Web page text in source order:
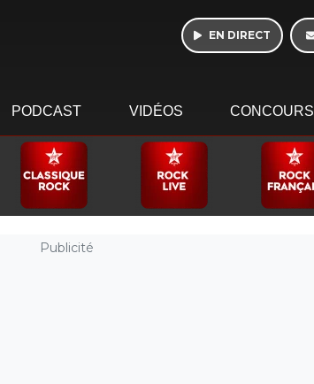
EN DIRECT
PODCAST VIDÉOS CONCOURS
Publicité